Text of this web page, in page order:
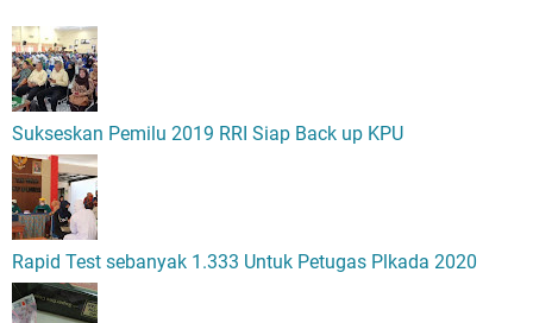
Sukseskan Pemilu 2019 RRI Siap Back up KPU
Rapid Test sebanyak 1.333 Untuk Petugas Plkada 2020